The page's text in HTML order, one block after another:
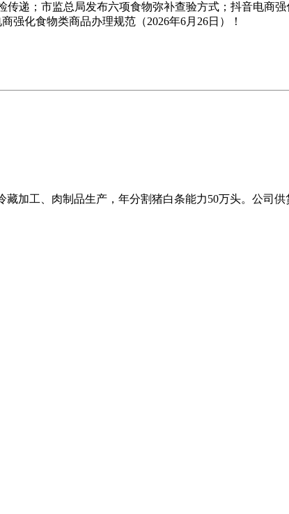
递；市监总局发布六项食物弥补查验方式；抖音电商
强化食物类商品办理规范（2026年6月26日）！
加工、肉制品生产，年分割猪白条能力50万头。公司